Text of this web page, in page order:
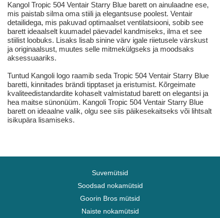
Kangol Tropic 504 Ventair Starry Blue barett on ainulaadne ese,
mis paistab silma oma stiili ja elegantsuse poolest. Ventair
detailidega, mis pakuvad optimaalset ventilatsiooni, sobib see
barett ideaalselt kuumadel päevadel kandmiseks, ilma et see
stiilist loobuks. Lisaks lisab sinine värv igale riietusele värskust
ja originaalsust, muutes selle mitmekülgseks ja moodsaks
aksessuaariks.
Tuntud Kangoli logo raamib seda Tropic 504 Ventair Starry Blue
baretti, kinnitades brändi tipptaset ja eristumist. Kõrgeimate
kvaliteedistandardite kohaselt valmistatud barett on elegantsi ja
hea maitse sünonüüm. Kangoli Tropic 504 Ventair Starry Blue
barett on ideaalne valik, olgu see siis päikesekaitseks või lihtsalt
isikupära lisamiseks.
Suvemütsid
Soodsad nokamütsid
Goorin Bros mütsid
Naiste nokamütsid